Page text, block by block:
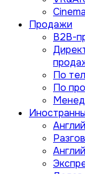
Продажи
B2B-
По
По